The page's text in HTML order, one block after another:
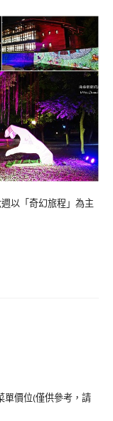
以「奇幻旅程」為主
單價位(僅供參考，請